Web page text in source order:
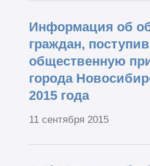
Информация об
граждан,
общественную
города
2015 года
11 сентября 2015